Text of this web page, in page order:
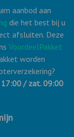
aanbod aan
die het best bij u
afsluiten. Deze
VoordeelPakket
worden
17:00 / zat. 09:00